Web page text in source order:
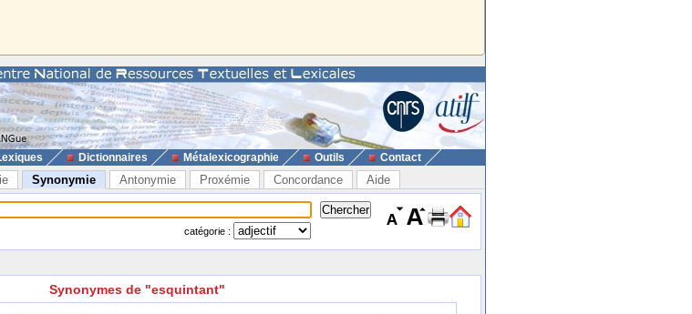
Dictionnaires Métalexicographie Outils Contact
Synonymie Antonymie Proxémie Concordance Aide
catégorie :
Synonymes de "esquintant"